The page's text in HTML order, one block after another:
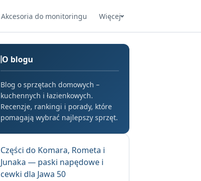
Akcesoria do monitoringu Więcej
O blogu
Blog o sprzętach domowych –
kuchennych i łazienkowych.
Recenzje, rankingi i porady, które
pomagają wybrać najlepszy sprzęt.
Części do Komara, Rometa i
Junaka — paski napędowe i
cewki dla Jawa 50